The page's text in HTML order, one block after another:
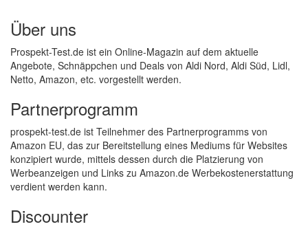
Über uns
Prospekt-Test.de ist ein Online-Magazin auf dem aktuelle
Angebote, Schnäppchen und Deals von Aldi Nord, Aldi Süd, Lidl,
Netto, Amazon, etc. vorgestellt werden.
Partnerprogramm
prospekt-test.de ist Teilnehmer des Partnerprogramms von
Amazon EU, das zur Bereitstellung eines Mediums für Websites
konzipiert wurde, mittels dessen durch die Platzierung von
Werbeanzeigen und Links zu Amazon.de Werbekostenerstattung
verdient werden kann.
Discounter